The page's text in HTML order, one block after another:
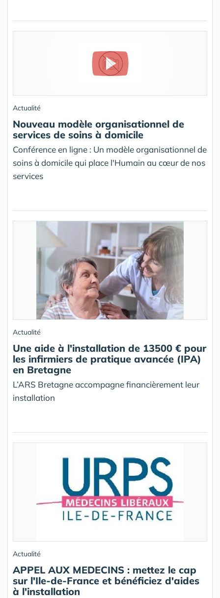
Actualité
Nouveau modèle organisationnel de
services de soins à domicile
Conférence en ligne : Un modèle organisationnel de
soins à domicile qui place l'Humain au cœur de nos
services
Actualité
Une aide à l'installation de 13500 € pour
les infirmiers de pratique avancée (IPA)
en Bretagne
L’ARS Bretagne accompagne financièrement leur
installation
Actualité
APPEL AUX MEDECINS : mettez le cap
sur l'Ile-de-France et bénéficiez d'aides
à l'installation